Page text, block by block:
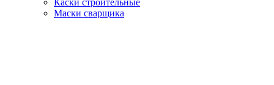
Каски строительные
Маски сварщика